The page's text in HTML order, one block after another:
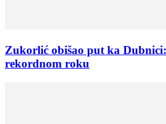
Zukorlić obišao put ka
rekordnom roku